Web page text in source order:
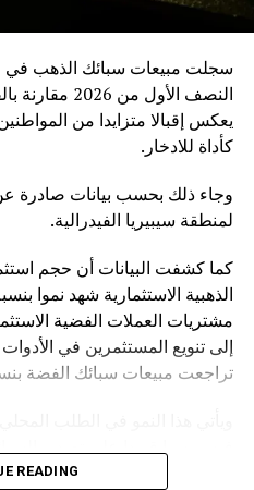
يعكس إقبالا متزايدا من
كأداة للادخار.
وجاء ذلك بحسب بيانات صادرة
لمنطقة سيبيريا الفيدرالية.
كما كشفت البيانات أن حجم
إلى تنويع المستثمرين في
تراجعت مبيعات سبائك الفضة بنسبة 4% خلال الفترة
بوتين في مارس الماضي مرسوما
READING